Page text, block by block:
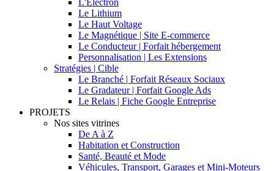
L'Électron
Le Lithium
Le Haut Voltage
Le Magnétique | Site E-commerce
Le Conducteur | Forfait hébergement
Personnalisation | Les Extensions
Stratégies | Cible
Le Branché | Forfait Réseaux Sociaux
Le Gradateur | Forfait Google Ads
Le Relais | Fiche Google Entreprise
PROJETS
Nos sites vitrines
De A à Z
Habitation et Construction
Santé, Beauté et Mode
Véhicules, Transport, Garages et Mini-Moteurs